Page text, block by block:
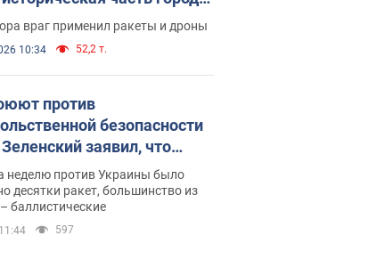
Фото и видео
враг применил ракеты и дроны
10:34 52,2 т.
против
безопасности
заявил, что
армия вновь
порт в Одессе
неделю против Украины было
десятки ракет, большинство из
баллистические
597